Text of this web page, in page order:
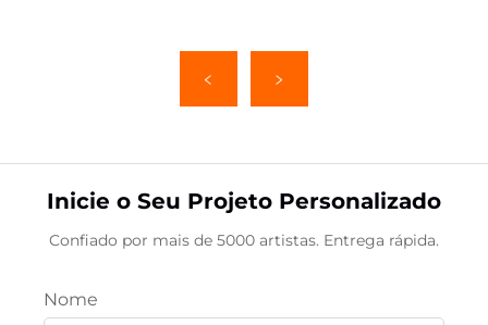
Inicie o Seu Projeto Personalizado
Confiado por mais de 5000 artistas. Entrega rápida.
Nome